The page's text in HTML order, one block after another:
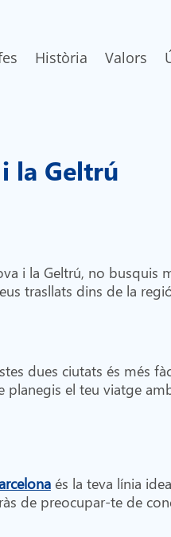
Història Valors
la Geltrú
i la Geltrú, no busquis
trasllats dins de la
dues ciutats és més
el teu viatge
és la teva línia
de preocupar-te de